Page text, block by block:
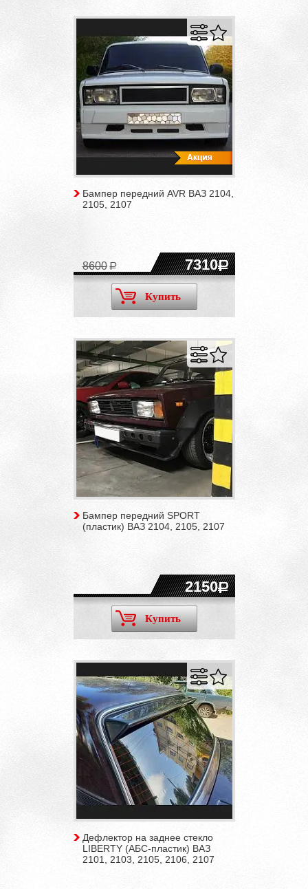
Бампер передний AVR ВАЗ 2104,
2105, 2107
7310
8600
Купить
Бампер передний SPORT
(пластик) ВАЗ 2104, 2105, 2107
2150
Купить
Дефлектор на заднее стекло
LIBERTY (АБС-пластик) ВАЗ
2101, 2103, 2105, 2106, 2107